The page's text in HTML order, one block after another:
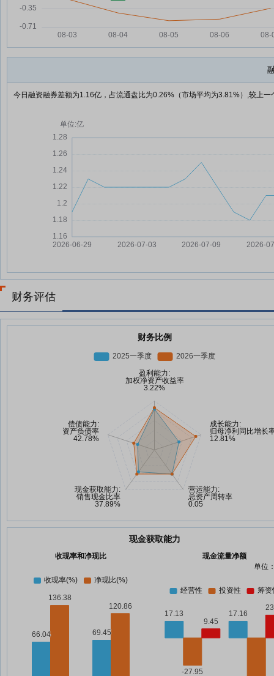
今日融资融券差额为1.16亿，占流通盘比为0.26%（市场平均为3.81%）,较上一
财务评估
财务比例
现金获取能力
收现率和净现比
现金流量净额
单位